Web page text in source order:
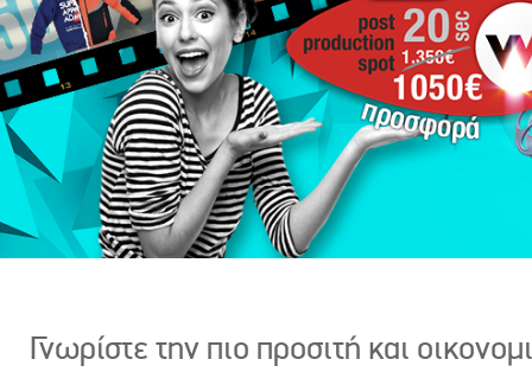
Γνωρίστε την πιο προσιτή και